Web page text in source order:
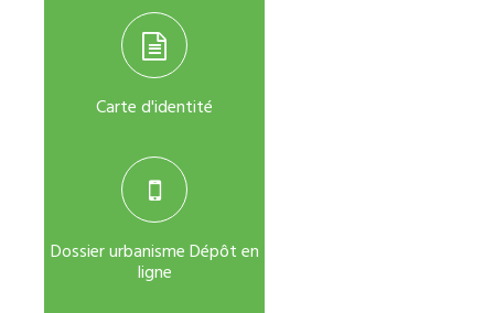
Carte d'identité
Dossier urbanisme Dépôt en
ligne